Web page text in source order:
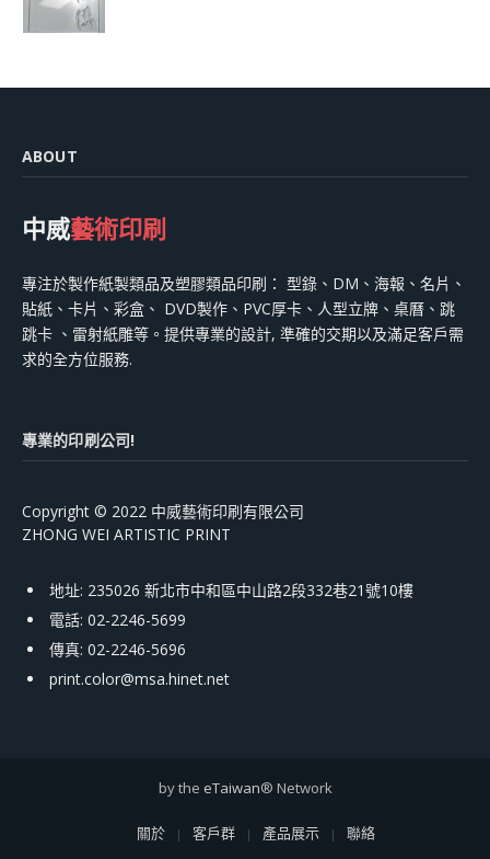
ABOUT
中威藝術印刷
專注於製作紙製類品及塑膠類品印刷： 型錄、DM、海報、名片、
貼紙、卡片、彩盒、 DVD製作、PVC厚卡、人型立牌、桌曆、跳
跳卡 、雷射紙雕等。提供專業的設計, 準確的交期以及滿足客戶需
求的全方位服務.
專業的印刷公司!
Copyright © 2022 中威藝術印刷有限公司
ZHONG WEI ARTISTIC PRINT
地址: 235026 新北市中和區中山路2段332巷21號10樓
電話: 02-2246-5699
傳真: 02-2246-5696
print.color@msa.hinet.net
by the eTaiwan® Network
關於 客戶群 產品展示 聯絡